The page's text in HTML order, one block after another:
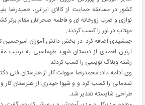
کشور در مسابقه حمایت از کالای ایرانی، حمیدرضا
نوازی و ضرب زورخانه ای و فاطمه صحرابان مقام برتر
مهتاب در نور را کسب کردند.
جمشیدی اضافه کرد: در بخش دانش آموزان امیرحسین
آرتین احمدی از دبستان شهید طهماسبی به ترتیب
رشته وبلاگ نویسی را کسب کردند.
وی ادامه داد: محمدرضا سهولت کار از هنرستان فنی
نمدمالی را کسب کرد و و شیوا حیدری از هنرستان
طراحی شایسته تقدیر شد.